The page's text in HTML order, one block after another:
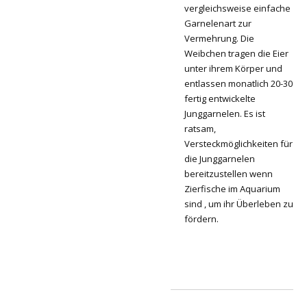
vergleichsweise einfache
Garnelenart zur
Vermehrung. Die
Weibchen tragen die Eier
unter ihrem Körper und
entlassen monatlich 20-30
fertig entwickelte
Junggarnelen. Es ist
ratsam,
Versteckmöglichkeiten für
die Junggarnelen
bereitzustellen wenn
Zierfische im Aquarium
sind , um ihr Überleben zu
fördern.